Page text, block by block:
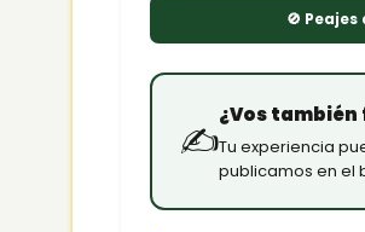
🚫
✍
¿Vos
Tu experiencia
publicamos en el